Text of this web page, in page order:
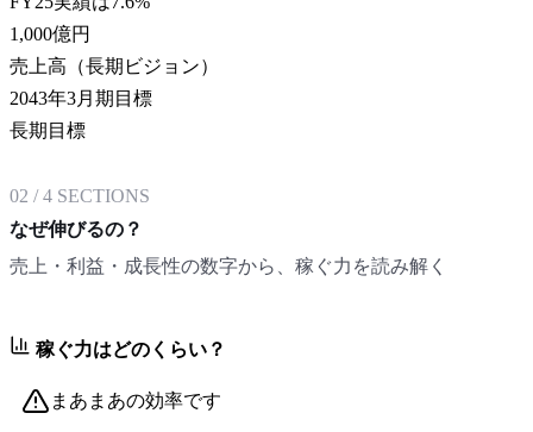
1,000億円
売上高（長期ビジョン）
2043年3月期目標
長期目標
02 /4 SECTIONS
なぜ伸びるの？
売上・利益・成長性の数字から、稼ぐ力を読み解く
稼ぐ力はどのくらい？
まあまあの効率です